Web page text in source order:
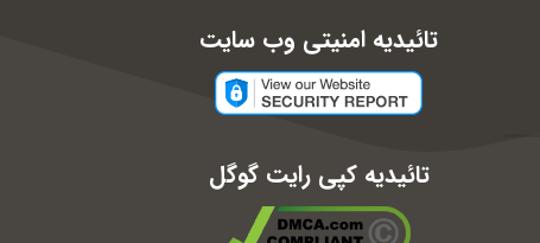
تائیدیه امنیتی وب سایت
تائیدیه کپی رایت گوگل